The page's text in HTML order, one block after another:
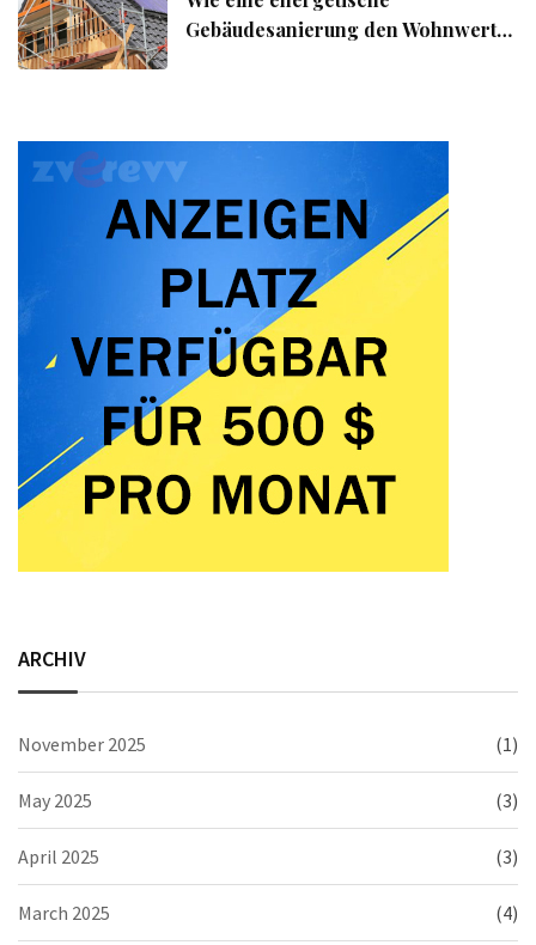
Gebäudesanierung den Wohnwert
ARCHIV
November 2025 (1)
May 2025 (3)
April 2025 (3)
March 2025 (4)